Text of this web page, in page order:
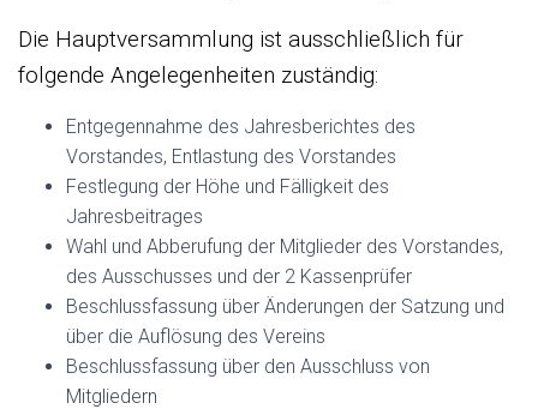
Die Hauptversammlung ist ausschließlich für
folgende Angelegenheiten zuständig:
Entgegennahme des Jahresberichtes des
Vorstandes, Entlastung des Vorstandes
Festlegung der Höhe und Fälligkeit des
Jahresbeitrages
Wahl und Abberufung der Mitglieder des Vorstandes,
des Ausschusses und der 2 Kassenprüfer
Beschlussfassung über Änderungen der Satzung und
über die Auflösung des Vereins
Beschlussfassung über den Ausschluss von
Mitgliedern